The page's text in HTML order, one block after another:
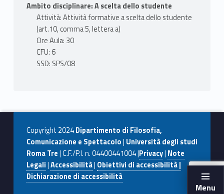
Menu
M. Santoro, R. Sassatelli (a cura di), Studiare
la cultura. Nuove prospettive sociologiche, Il
Mulino, Bologna, pp. 253-285
SECONDA PARTE
- Alberta Giorgi, Micol Pizzolati, Elena
sociale. Contesto, pratiche, strumenti, il
Mulino, Bologna (fino al capitolo 7 incluso)
MODALITÀ EROGAZIONE
Il corso prevede in prevalenza lezioni frontali
Ambito disciplinare: A scelta dello studente
Attività: Attività formative a scelta dello studente
(art.10, comma 5, lettera a)
Ore Aula: 30
CFU: 6
SSD: SPS/08
Copyright 2024Dipartimento di Filosofia,
Comunicazione e Spettacolo| Università degli studi
Roma Tre| C.F./P.I. n. 04400441004 |Privacy| Note
Legali|Accessibilità| Obiettivi di accessibilità |
Dichiarazione di accessibilità